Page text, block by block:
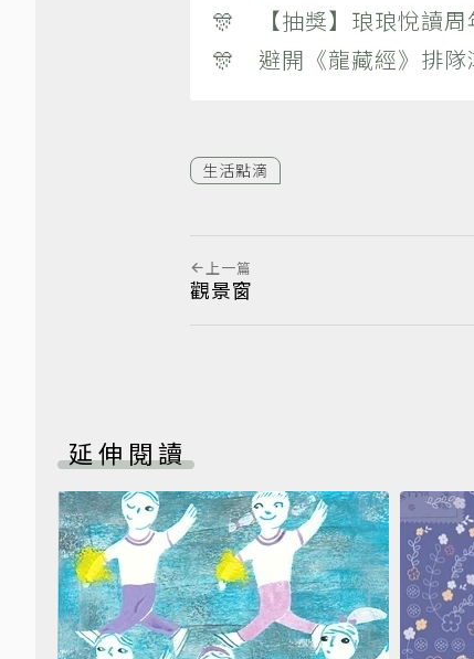
🎊 【抽獎】琅琅悅讀周
🎊 避開《龍藏經》排隊
生活點滴
上一篇
觀景窗
延伸閱讀